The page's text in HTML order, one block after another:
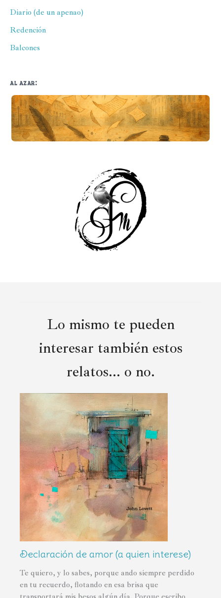
Diario (de un apenao)
Redención
Balcones
al azar:
La pelusa
Lo mismo te pueden
interesar también estos
relatos... o no.
Declaración de amor (a quien interese)
Te quiero, y lo sabes, porque ando siempre perdido
en tu recuerdo, flotando en esa brisa que